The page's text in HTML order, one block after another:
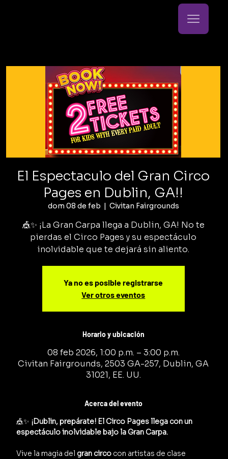
El Espectaculo del Gran Circo
Pages en Dublin, GA!!
dom 08 de feb
  |
Civitan Fairgrounds
🎪✨ ¡La Gran Carpa llega a Dublin, GA! No te
pierdas el Circo Pages y su espectáculo
inolvidable que te dejará sin aliento.
Ya no es posible registrarse
Ver otros eventos
Horario y ubicación
08 feb 2026, 1:00 p.m. – 3:00 p.m.
Civitan Fairgrounds, 2503 GA-257, Dublin, GA
31021, EE. UU.
Acerca del evento
🎪✨ ¡Dublin, prepárate! El Circo Pages llega con un
espectáculo inolvidable bajo la Gran Carpa.
Vive la magia del gran circo con artistas de clase